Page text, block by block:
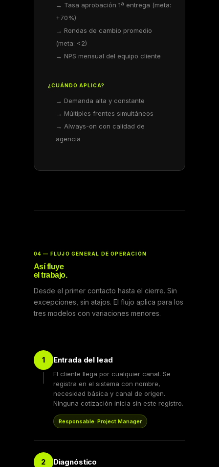
→ Tasa aprobación 1ª entrega (meta:
+70%)
→ Rondas de cambio promedio
(meta: <2)
→ NPS mensual del equipo cliente
¿CUÁNDO APLICA?
→ Demanda alta y constante
→ Múltiples frentes simultáneos
→ Always-on con calidad de
agencia
04 — FLUJO GENERAL DE OPERACIÓN
Así fluye
el trabajo.
Desde el primer contacto hasta el cierre. Sin
excepciones, sin atajos. El flujo aplica para los
tres modelos con variaciones menores.
1 Entrada del lead
El cliente llega por cualquier canal. Se
registra en el sistema con nombre,
necesidad básica y canal de origen.
Ninguna cotización inicia sin este registro.
Responsable: Project Manager
2 Diagnóstico